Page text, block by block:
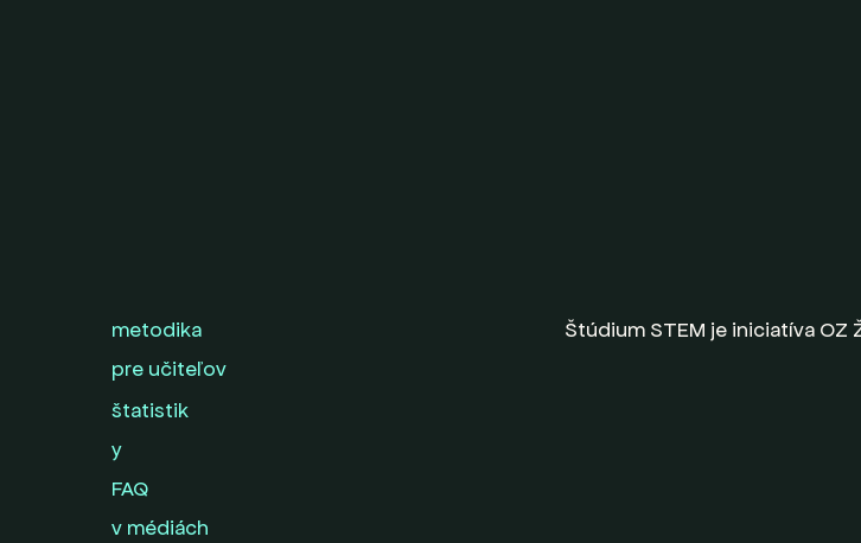
metodika
pre učiteľov
štatistik
y
FAQ
v médiách
Štúdium STEM je iniciatíva OZ